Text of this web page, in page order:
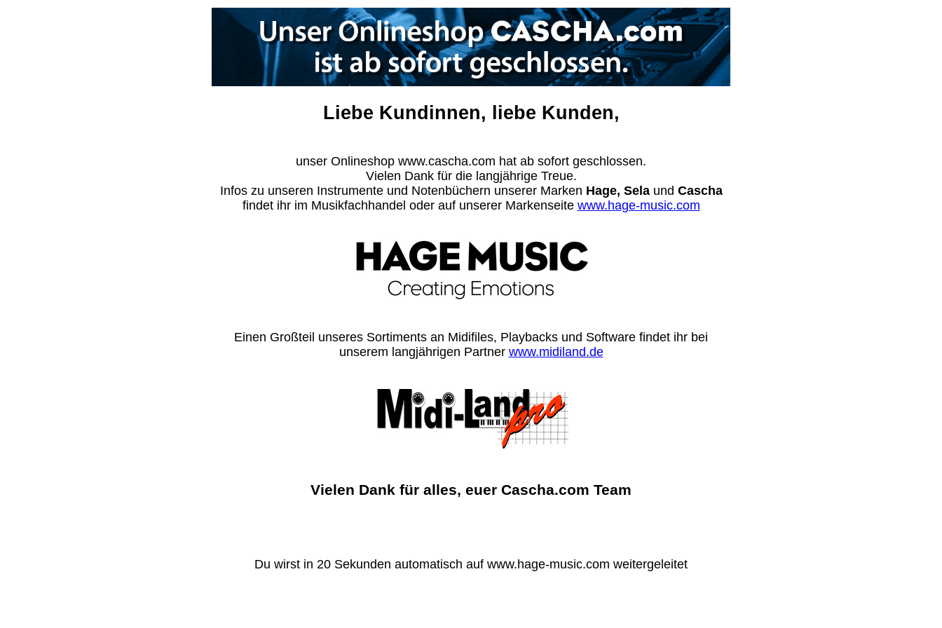
Liebe Kundinnen, liebe Kunden,
unser Onlineshop www.cascha.com hat ab sofort geschlossen.
Vielen Dank für die langjährige Treue.
Infos zu unseren Instrumente und Notenbüchern unserer Marken Hage, Selaund Cascha
findet ihr im Musikfachhandel oder auf unserer Markenseite www.hage-music.com
Einen Großteil unseres Sortiments an Midifiles, Playbacks und Software findet ihr bei
unserem langjährigen Partner www.midiland.de
Vielen Dank für alles, euer Cascha.com Team
Du wirst in 20 Sekunden automatisch auf www.hage-music.com weitergeleitet